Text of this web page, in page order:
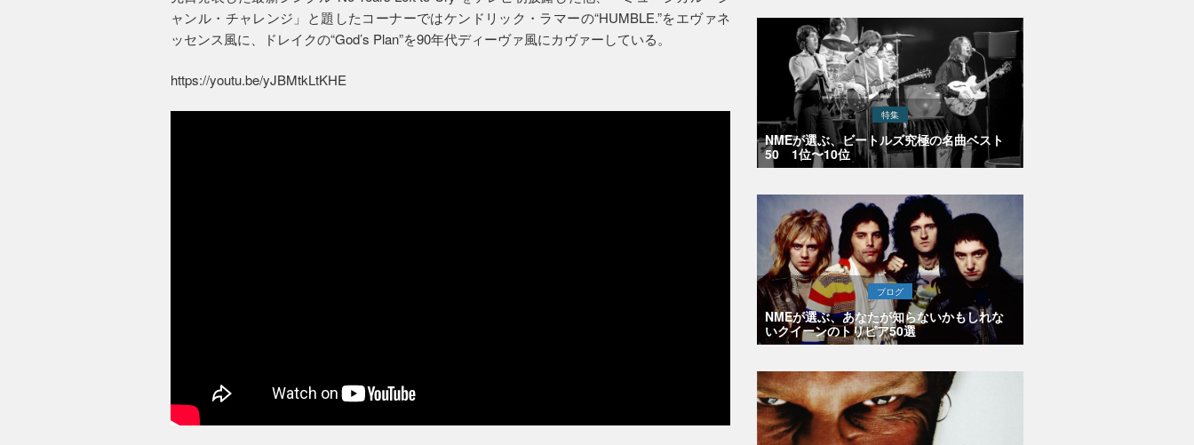
ャンル・チャレンジ」と題したコーナーではケンドリック・ラマーの“HUMBLE.”をエヴァネ
ッセンス風に、ドレイクの“God’s Plan”を90年代ディーヴァ風にカヴァーしている。
https://youtu.be/yJBMtkLtKHE
特集
NMEが選ぶ、ビートルズ究極の名曲ベスト
50 1位〜10位
ブログ
NMEが選ぶ、あなたが知らないかもしれな
いクイーンのトリビア50選